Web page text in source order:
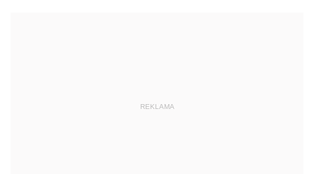
REKLAMA